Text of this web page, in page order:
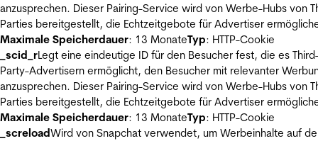
anzusprechen. Dieser Pairing-Service wird von Werbe-Hubs von
Parties bereitgestellt, die Echtzeitgebote für Advertiser
Maximale Speicherdauer: 13 MonateTyp: HTTP-Cookie
_scid_rLegt eine eindeutige ID für den Besucher fest, die es
Party-Advertisern ermöglicht, den Besucher mit relevanter
anzusprechen. Dieser Pairing-Service wird von Werbe-Hubs von
Parties bereitgestellt, die Echtzeitgebote für Advertiser
Maximale Speicherdauer: 13 MonateTyp: HTTP-Cookie
_screloadWird von Snapchat verwendet, um Werbeinhalte auf